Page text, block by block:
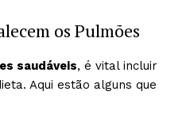
os Pulmões
saudáveis, é vital incluir
Aqui estão alguns que